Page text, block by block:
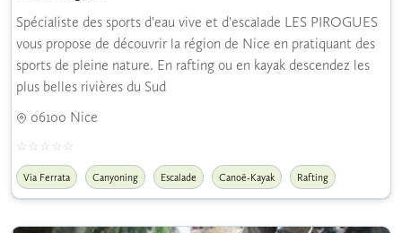
Spécialiste des sports d'eau vive et d'escalade LES PIROGUES
vous propose de découvrir la région de Nice en pratiquant des
sports de pleine nature. En rafting ou en kayak descendez les
plus belles rivières du Sud
06100 Nice
Via Ferrata Canyoning Escalade Canoë-Kayak Rafting